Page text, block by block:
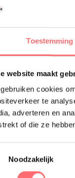
Toestemming
website maakt
cookies
te
adverteren en
of die ze
Noodzakelijk
hoeveel
kun je
de kleding niet
je waarschijnlijk
logo's
is.
in een .eps of .ai
en de
pas na jouw